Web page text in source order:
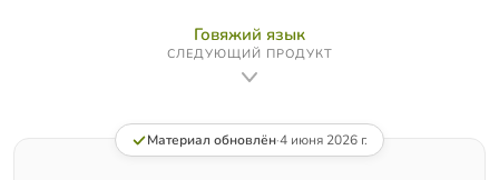
Говяжий язык
СЛЕДУЮЩИЙ ПРОДУКТ
Материал обновлён·4 июня 2026 г.